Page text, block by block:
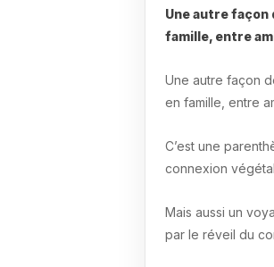
Une autre façon
famille, entre
Une autre façon
en famille, entre
C’est une
connexion
Mais aussi un
par le réveil du